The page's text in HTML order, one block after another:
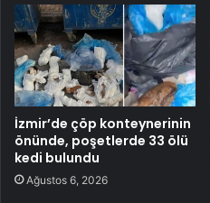
İzmir’de çöp konteynerinin
önünde, poşetlerde 33 ölü
kedi bulundu
Ağustos 6, 2026